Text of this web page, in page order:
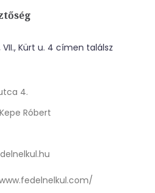
Kürt u. 4 címen találsz
4.
Róbert